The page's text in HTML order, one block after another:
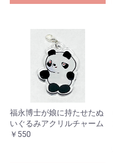
福永博士が娘に持たせたぬ
いぐるみアクリルチャーム
￥550